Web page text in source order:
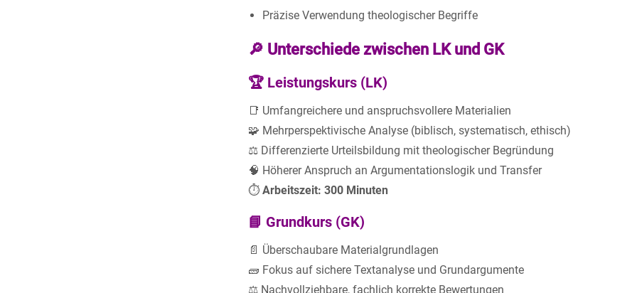
Präzise Verwendung theologischer Begriffe
🔎 Unterschiede zwischen LK und GK
🏆 Leistungskurs (LK)
📑 Umfangreichere und anspruchsvollere Materialien
🧩 Mehrperspektivische Analyse (biblisch, systematisch, ethisch)
⚖️ Differenzierte Urteilsbildung mit theologischer Begründung
🧠 Höherer Anspruch an Argumentationslogik und Transfer
⏱️ Arbeitszeit: 300 Minuten
📘 Grundkurs (GK)
📄 Überschaubare Materialgrundlagen
🧱 Fokus auf sichere Textanalyse und Grundargumente
⚖️ Nachvollziehbare, fachlich korrekte Bewertungen